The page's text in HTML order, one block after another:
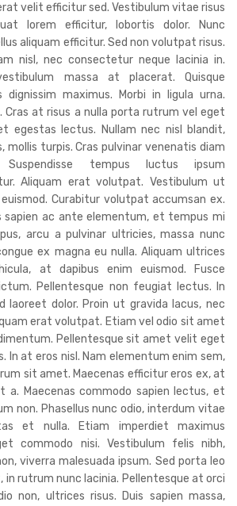
velit efficitur sed. Vestibulum vitae risus
lorem efficitur, lobortis dolor. Nunc
aliquam efficitur. Sed non volutpat risus.
nisl, nec consectetur neque lacinia in.
massa at placerat. Quisque
maximus. Morbi in ligula urna.
Cras at risus a nulla porta rutrum vel eget
egestas lectus. Nullam nec nisl blandit,
mollis turpis. Cras pulvinar venenatis diam
Suspendisse tempus luctus ipsum
Aliquam erat volutpat. Vestibulum ut
Curabitur volutpat accumsan ex.
sapien ac ante elementum, et tempus mi
arcu a pulvinar ultricies, massa nunc
ex magna eu nulla. Aliquam ultrices
at dapibus enim euismod. Fusce
Pellentesque non feugiat lectus. In
laoreet dolor. Proin ut gravida lacus, nec
erat volutpat. Etiam vel odio sit amet
Pellentesque sit amet velit eget
In at eros nisl. Nam elementum enim sem,
sit amet. Maecenas efficitur eros ex, at
a. Maecenas commodo sapien lectus, et
non. Phasellus nunc odio, interdum vitae
et nulla. Etiam imperdiet maximus
commodo nisi. Vestibulum felis nibh,
viverra malesuada ipsum. Sed porta leo
rutrum nunc lacinia. Pellentesque at orci
non, ultrices risus. Duis sapien massa,